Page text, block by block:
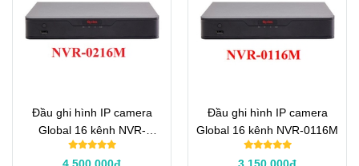
Đầu ghi hình IP camera
Global 16 kênh NVR-
0216M
Đầu ghi hình IP camera
Global 16 kênh NVR-0116M